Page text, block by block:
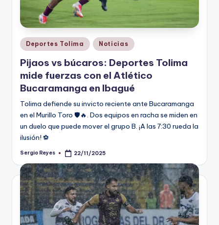
Publicado
en
Deportes Tolima Noticias
Pijaos vs búcaros: Deportes Tolima
mide fuerzas con el Atlético
Bucaramanga en Ibagué
Tolima defiende su invicto reciente ante Bucaramanga
en el Murillo Toro 🛡️🔥. Dos equipos en racha se miden en
un duelo que puede mover el grupo B. ¡A las 7:30 rueda la
ilusión! ⚽
Publicado
Sergio Reyes 22/11/2025